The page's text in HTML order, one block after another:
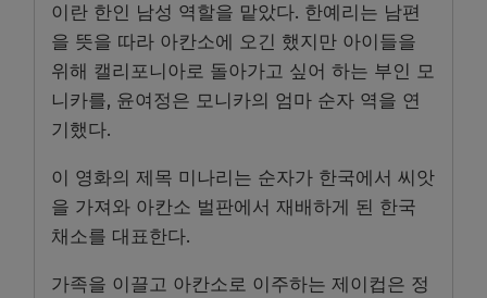
이란 한인 남성 역할을 맡았다. 한예리는 남편
을 뜻을 따라 아칸소에 오긴 했지만 아이들을
위해 캘리포니아로 돌아가고 싶어 하는 부인 모
니카를, 윤여정은 모니카의 엄마 순자 역을 연
기했다.
이 영화의 제목 미나리는 순자가 한국에서 씨앗
을 가져와 아칸소 벌판에서 재배하게 된 한국
채소를 대표한다.
가족을 이끌고 아칸소로 이주하는 제이컵은 정